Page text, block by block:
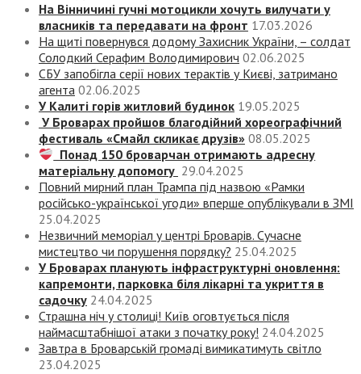
На Вінничині гучні мотоцикли хочуть вилучати у
власників та передавати на фронт 17.03.2026
На щиті повернувся додому Захисник України, – солдат
Солодкий Серафим Володимирович 02.06.2025
СБУ запобігла серії нових терактів у Києві, затримано
агента 02.06.2025
У Калиті горів житловий будинок 19.05.2025
У Броварах пройшов благодійний хореографічний
фестиваль «Смайл скликає друзів» 08.05.2025
Понад 150 броварчан отримають адресну
матеріальну допомогу 29.04.2025
Повний мирний план Трампа під назвою «‎Рамки
російсько-української угоди» вперше опублікували в ЗМІ
25.04.2025
Незвичний меморіал у центрі Броварів. Сучасне
мистецтво чи порушення порядку? 25.04.2025
У Броварах планують інфраструктурні оновлення:
капремонти, парковка біля лікарні та укриття в
садочку 24.04.2025
Страшна ніч у столиці! Київ оговтується після
наймасштабнішої атаки з початку року! 24.04.2025
Завтра в Броварській громаді вимикатимуть світло
23.04.2025